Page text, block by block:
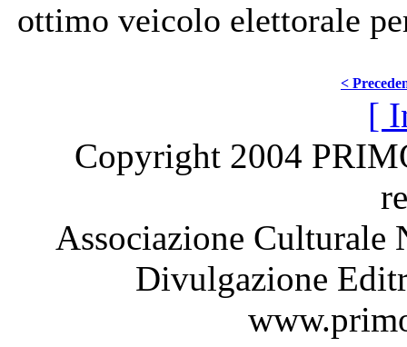
ottimo veicolo elettorale
<
[
Copyright 2004
Associazione
Divulgazione